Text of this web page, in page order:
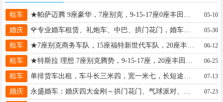
租车 05-10
婚庆 🌹专业婚车租赁、礼炮车、中巴、拱门花门，婚车扎花，录像摄像等一条龙服务18231976789 05-30
租车 ★7座别克商务车队，15座福特新世代车队，20座丰田考斯特车队，专业服务企业，政府，单位个人15803199086★ 06-12
租车 06-25
租车 07-13
婚庆 07-23